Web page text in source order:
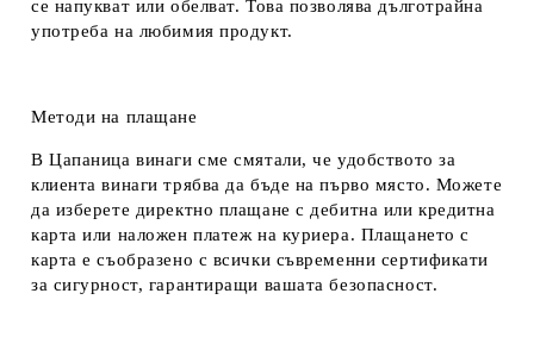
се напукват или обелват. Това позволява дълготрайна
употреба на любимия продукт.
Методи на плащане
В Цапаница винаги сме смятали, че удобството за
клиента винаги трябва да бъде на първо място. Можете
да изберете директно плащане с дебитна или кредитна
карта или наложен платеж на куриера. Плащането с
карта е съобразено с всички съвременни сертификати
за сигурност, гарантиращи вашата безопасност.